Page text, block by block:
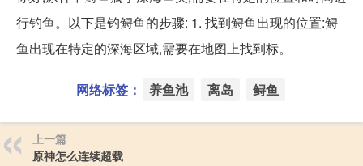
行钓鱼。以下是钓鲟鱼的步骤: 1. 找到鲟鱼出现的位置:鲟
鱼出现在特定的深海区域,需要在地图上找到标。
网络标签： 养鱼池 离岛 鲟鱼
上一篇
原神怎么连续超载